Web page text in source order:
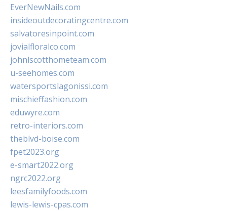
EverNewNails.com
insideoutdecoratingcentre.com
salvatoresinpoint.com
jovialfloralco.com
johnlscotthometeam.com
u-seehomes.com
watersportslagonissi.com
mischieffashion.com
eduwyre.com
retro-interiors.com
theblvd-boise.com
fpet2023.org
e-smart2022.org
ngrc2022.org
leesfamilyfoods.com
lewis-lewis-cpas.com